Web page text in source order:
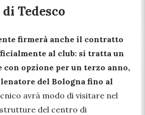
Tedesco
firmerà anche il contratto
al club: si tratta un
con opzione per un terzo anno,
del Bologna fino al
avrà modo di visitare nel
del centro di